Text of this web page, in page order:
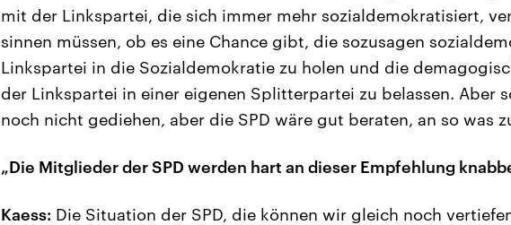
mit der Linkspartei, die sich immer mehr sozialdemokratisiert,
sinnen müssen, ob es eine Chance gibt, die sozusagen
Linkspartei in die Sozialdemokratie zu holen und die
der Linkspartei in einer eigenen Splitterpartei zu belassen. Aber
noch nicht gediehen, aber die SPD wäre gut beraten, an so was
„Die Mitglieder der SPD werden hart an dieser Empfehlung
Kaess: Die Situation der SPD, die können wir gleich noch